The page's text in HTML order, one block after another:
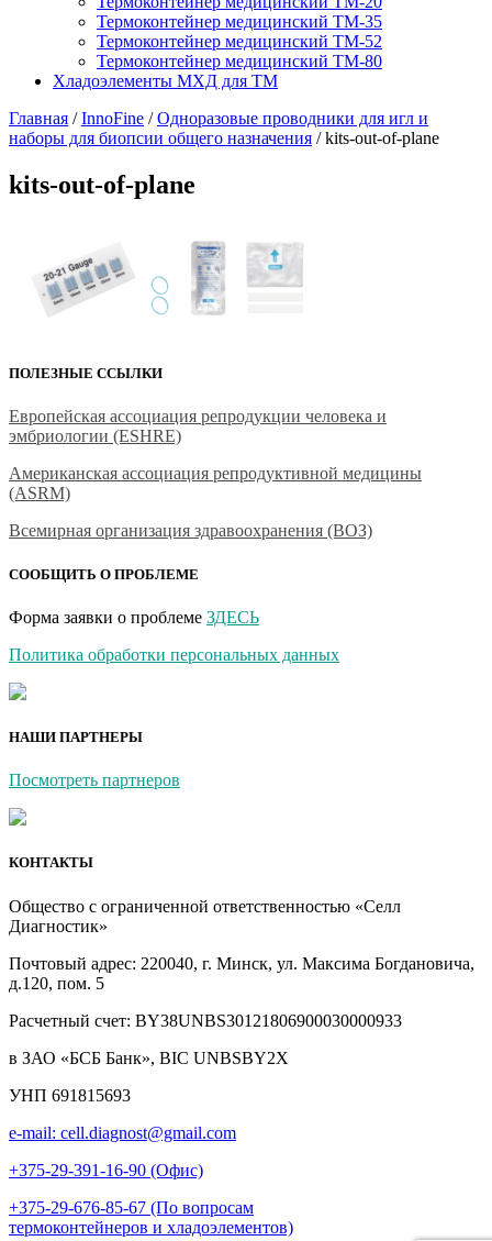
Термоконтейнер медицинский ТМ-35
Термоконтейнер медицинский ТМ-52
Термоконтейнер медицинский ТМ-80
Хладоэлементы МХД для ТМ
Главная /InnoFine /Одноразовые проводники для игл и
наборы для биопсии общего назначения /kits-out-of-plane
kits-out-of-plane
ПОЛЕЗНЫЕ ССЫЛКИ
Европейская ассоциация репродукции человека и
эмбриологии (ESHRE)
Американская ассоциация репродуктивной медицины
(ASRM)
Всемирная организация здравоохранения (ВОЗ)
СООБЩИТЬ О ПРОБЛЕМЕ
Форма заявки о проблеме ЗДЕСЬ
Политика обработки персональных данных
НАШИ ПАРТНЕРЫ
Посмотреть партнеров
КОНТАКТЫ
Общество с ограниченной ответственностью «Селл
Диагностик»
Почтовый адрес: 220040, г. Минск, ул. Максима Богдановича,
д.120, пом. 5
Расчетный счет: BY38UNBS30121806900030000933
в ЗАО «БСБ Банк», BIC UNBSBY2X
УНП 691815693
e-mail: cell.diagnost@gmail.com
+375-29-391-16-90 (Офис)
+375-29-676-85-67 (По вопросам
термоконтейнеров и хладоэлементов)